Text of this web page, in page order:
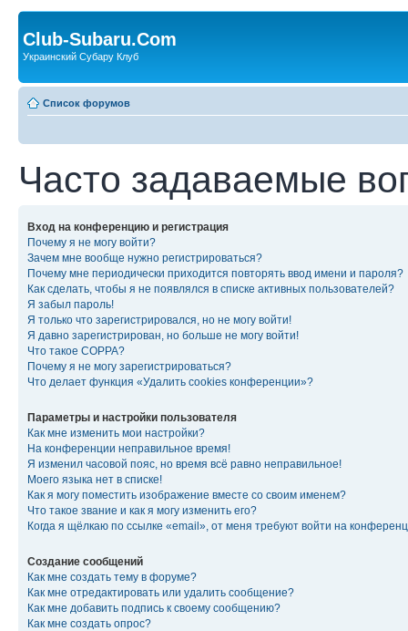
Club-Subaru.Com
Украинский Субару Клуб
Список форумов
Часто задаваемые
Вход на конференцию и регистрация
Почему я не могу войти?
Зачем мне вообще нужно регистрироваться?
Почему мне периодически приходится повторять ввод имени и пароля?
Как сделать, чтобы я не появлялся в списке активных пользователей?
Я забыл пароль!
Я только что зарегистрировался, но не могу войти!
Я давно зарегистрирован, но больше не могу войти!
Что такое COPPA?
Почему я не могу зарегистрироваться?
Что делает функция «Удалить cookies конференции»?
Параметры и настройки пользователя
Как мне изменить мои настройки?
На конференции неправильное время!
Я изменил часовой пояс, но время всё равно неправильное!
Моего языка нет в списке!
Как я могу поместить изображение вместе со своим именем?
Что такое звание и как я могу изменить его?
Когда я щёлкаю по ссылке «email», от меня требуют войти на
Создание сообщений
Как мне создать тему в форуме?
Как мне отредактировать или удалить сообщение?
Как мне добавить подпись к своему сообщению?
Как мне создать опрос?